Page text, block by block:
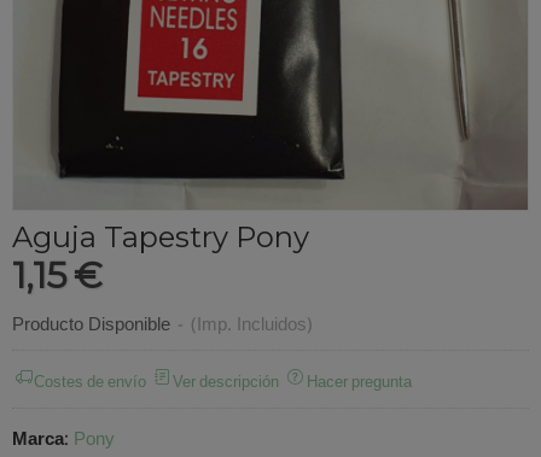
Aguja Tapestry Pony
1,15 €
Producto Disponible - (Imp. Incluidos)
Costes de envío Ver descripción Hacer pregunta
Marca: Pony